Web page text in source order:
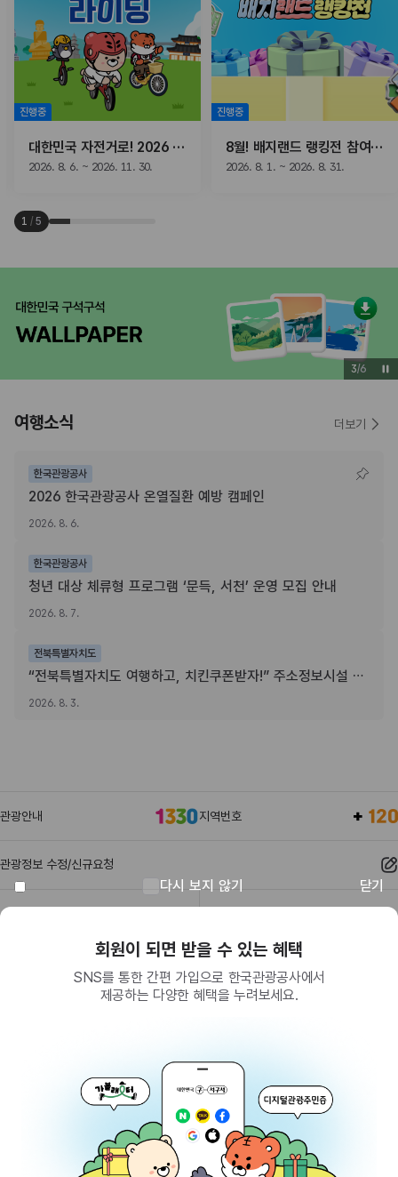
진행중
대한민국 자전거로! 2026 동네방네 라이딩
2026. 8. 6. ~ 2026. 11. 30.
진행중
8월! 배지랜드 랭킹전 참여하고, 선물받자!
2026. 8. 1. ~ 2026. 8. 31.
1 / 5
3/6
여행소식
한국관광공사
2026 한국관광공사 온열질환 예방 캠페인
2026. 8. 6.
한국관광공사
청년 대상 체류형 프로그램 ‘문득, 서천’ 운영 모집 안내
2026. 8. 7.
전북특별자치도
“전북특별자치도 여행하고, 치킨쿠폰받자!” 주소정보시설 SNS 인증이벤트
2026. 8. 3.
더보기
다시 보지 않기 닫기
회원이 되면 받을 수 있는 혜택
SNS를 통한 간편 가입으로 한국관광공사에서
제공하는 다양한 혜택을 누려보세요.
관광안내 지역번호
관광정보 수정/신규요청
관광정보
202-81-50707
통신판매업신고
제2009-서울중구-1234호